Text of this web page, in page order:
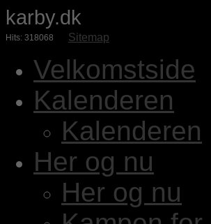
karby.dk
Hits: 318068 Sitemap
Velkomstside
Kalenderen
Kalenderen
Her og nu
Her og nu